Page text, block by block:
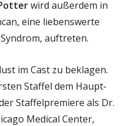
wird außerdem in
eine liebenswerte
auftreten.
im Cast zu beklagen.
Staffel dem Haupt-
Staffelpremiere als Dr.
Medical Center,